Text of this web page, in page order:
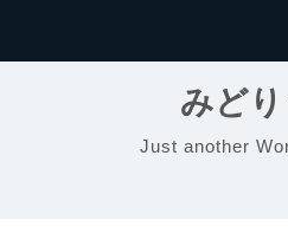
みど
Just another